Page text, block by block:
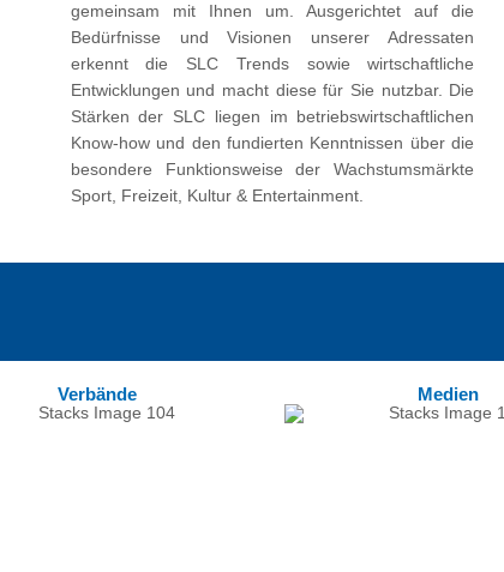
gemeinsam mit Ihnen um. Ausgerichtet auf die
Bedürfnisse und Visionen unserer Adressaten
erkennt die SLC Trends sowie wirtschaftliche
Entwicklungen und macht diese für Sie nutzbar. Die
Stärken der SLC liegen im betriebswirtschaftlichen
Know-how und den fundierten Kenntnissen über die
besondere Funktionsweise der Wachstumsmärkte
Sport, Freizeit, Kultur & Entertainment.
Verbände Medien